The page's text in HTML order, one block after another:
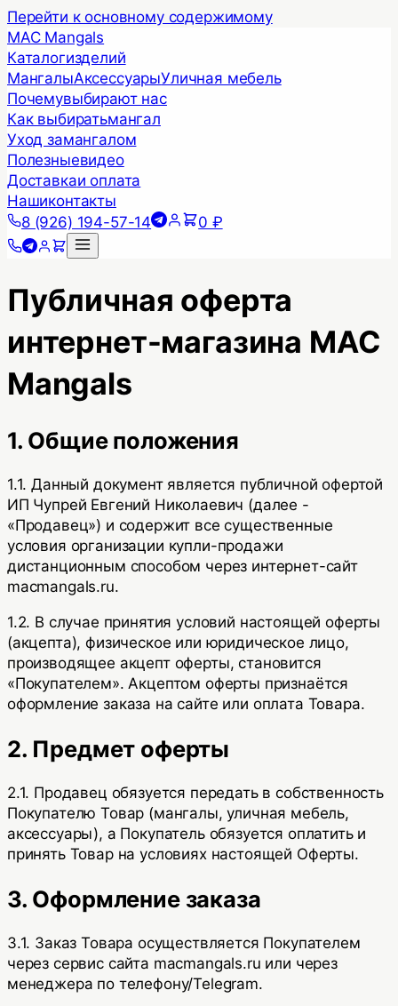
Перейти к основному содержимому
MAC Mangals
Каталогизделий
МангалыАксессуарыУличная мебель
Почемувыбирают нас
Как выбиратьмангал
Уход замангалом
Полезныевидео
Доставкаи оплата
Нашиконтакты
8 (926) 194-57-14
0 ₽
Публичная оферта
интернет-магазина MAC
Mangals
1. Общие положения
1.1. Данный документ является публичной офертой
ИП Чупрей Евгений Николаевич (далее -
«Продавец») и содержит все существенные
условия организации купли-продажи
дистанционным способом через интернет-сайт
macmangals.ru.
1.2. В случае принятия условий настоящей оферты
(акцепта), физическое или юридическое лицо,
производящее акцепт оферты, становится
«Покупателем». Акцептом оферты признаётся
оформление заказа на сайте или оплата Товара.
2. Предмет оферты
2.1. Продавец обязуется передать в собственность
Покупателю Товар (мангалы, уличная мебель,
аксессуары), а Покупатель обязуется оплатить и
принять Товар на условиях настоящей Оферты.
3. Оформление заказа
3.1. Заказ Товара осуществляется Покупателем
через сервис сайта macmangals.ru или через
менеджера по телефону/Telegram.